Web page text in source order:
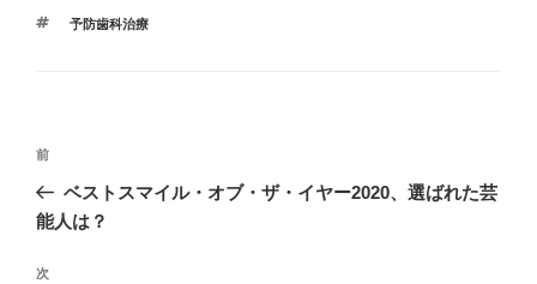
ゴ
タ
予防歯科治療
投
ナ
ゲ
過
去
の
稿
前
ベストスマイル・オブ・ザ・イヤー2020、選ばれた芸
能人は？
次
次